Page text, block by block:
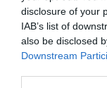
disclosure of your
IAB’s list of
also be disclosed
Downstream